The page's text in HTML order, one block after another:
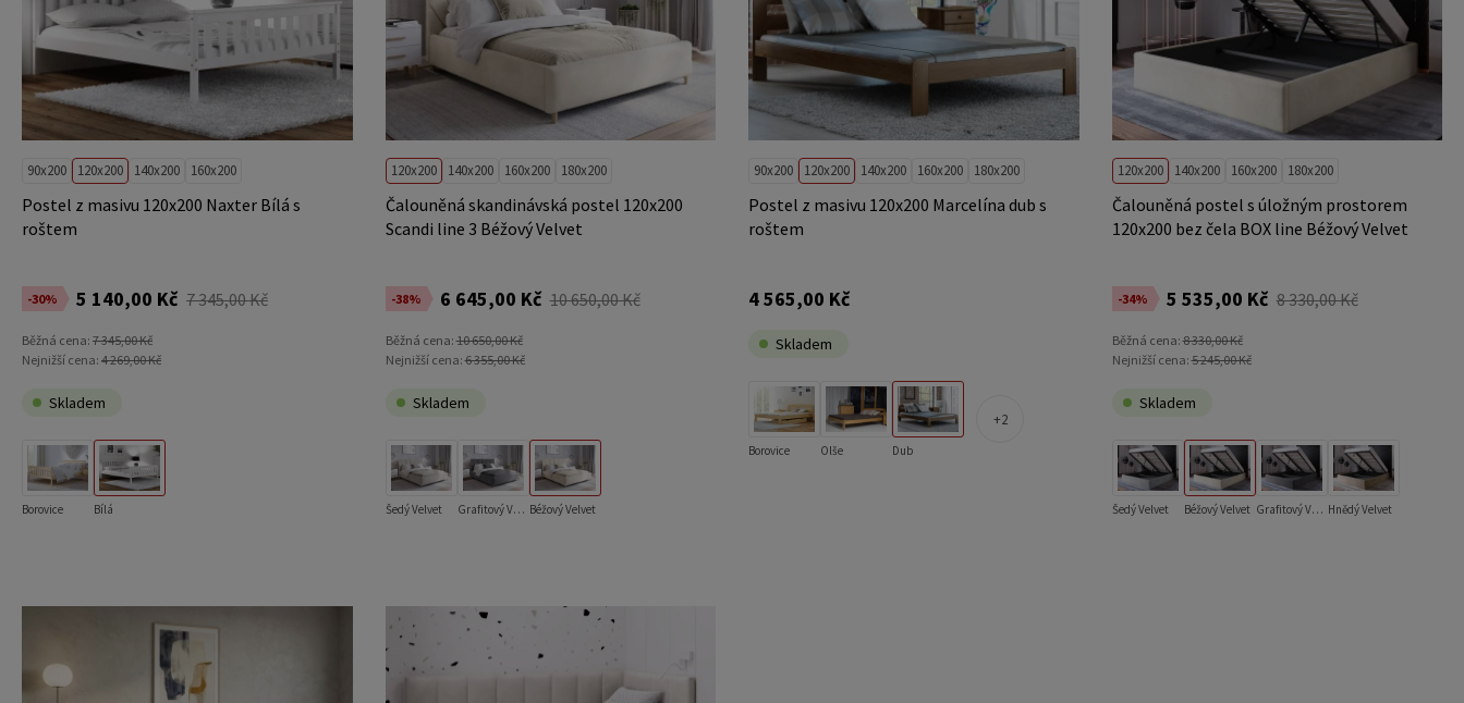
90x200 120x200 140x200 160x200
Postel z masivu 120x200 Naxter Bílá s
roštem
-30% 5 140,00 Kč 7 345,00 Kč
Běžná cena: 7 345,00 Kč
Nejnižší cena: 4 269,00 Kč
Skladem
Borovice Bílá
120x200 140x200 160x200 180x200
Čalouněná skandinávská postel 120x200
Scandi line 3 Béžový Velvet
-38% 6 645,00 Kč 10 650,00 Kč
Běžná cena:10 650,00 Kč
Nejnižší cena:6 355,00 Kč
Skladem
Šedý Velvet Grafitový Velvet Béžový Velvet
90x200 120x200 140x200 160x200 180x200
Postel z masivu 120x200 Marcelína dub s
roštem
4 565,00 Kč
Skladem
Borovice Olše Dub
2
120x200 140x200 160x200 180x200
Čalouněná postel s úložným prostorem
120x200 bez čela BOX line Béžový Velvet
-34% 5 535,00 Kč 8 330,00 Kč
Běžná cena:8 330,00 Kč
Nejnižší cena:5 245,00 Kč
Skladem
Šedý Velvet Béžový Velvet Grafitový Velvet Hnědý Velvet